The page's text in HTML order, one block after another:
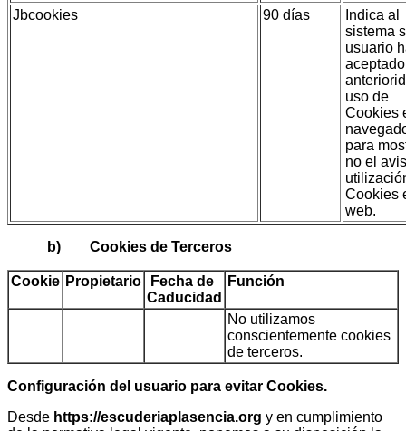
Jbcookies
90 días
Indica al
sistema
usuario
uso de
Cookies
para
no el
Cookies
web.
b) Cookies de Terceros
Cookie Propietario
Fecha de
Caducidad
Función
No utilizamos
conscientemente cookies
de terceros.
Configuración del usuario para evitar Cookies.
Desde https://escuderiaplasencia.org y en cumplimiento